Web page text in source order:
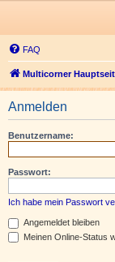
FAQ
Multicorner
Anmelden
Benutzername:
Passwort:
Ich habe mein Passwort
Angemeldet bleiben
Meinen Online-Status